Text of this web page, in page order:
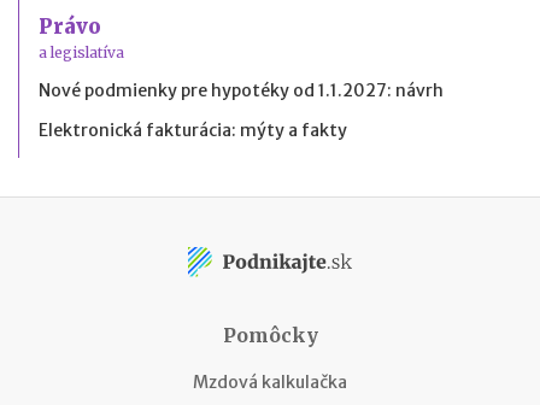
Právo
a legislatíva
Nové podmienky pre hypotéky od 1.1.2027: návrh
Elektronická fakturácia: mýty a fakty
Pomôcky
Mzdová kalkulačka